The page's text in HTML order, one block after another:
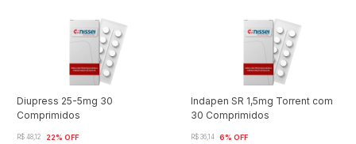
Diupress 25-5mg 30
Comprimidos
R$ 48,12 22% OFF
Indapen SR 1,5mg Torrent com
30 Comprimidos
R$ 36,14 6% OFF